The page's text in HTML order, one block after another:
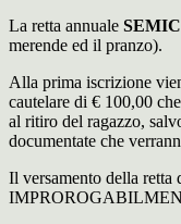
La retta annuale
merende ed il pranzo).
Alla prima iscrizione
cautelare di € 100,00
al ritiro del ragazzo,
documentate che
Il versamento della retta